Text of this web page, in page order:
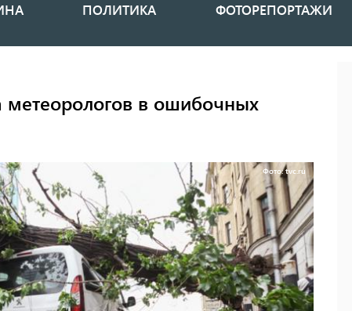
ПОЛИТИКА ФОТОРЕПОРТАЖИ
метеорологов в ошибочных
Фото: tvc.ru